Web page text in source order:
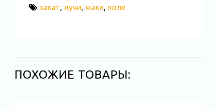
закат, лучи, маки, поле
ПОХОЖИЕ ТОВАРЫ: